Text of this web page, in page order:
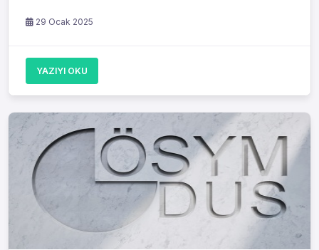
29 Ocak 2025
YAZIYI OKU